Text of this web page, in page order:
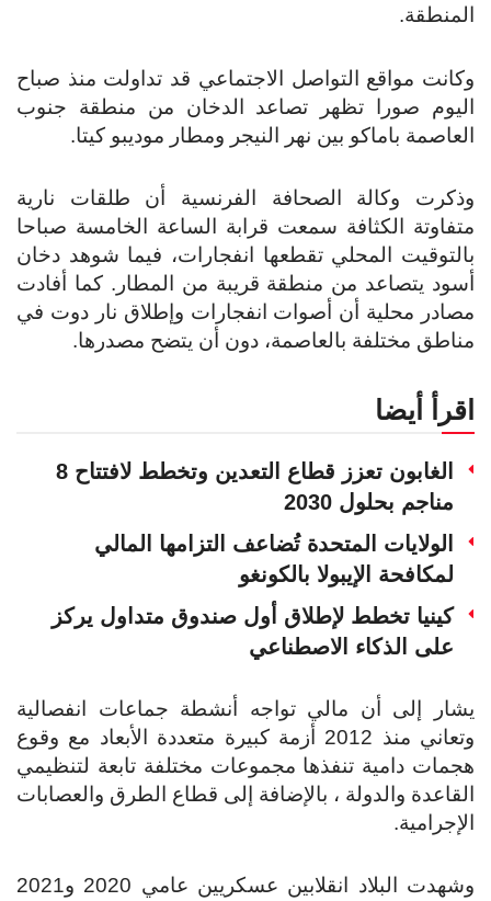
المنطقة.
وكانت مواقع التواصل الاجتماعي قد تداولت منذ صباح
اليوم صورا تظهر تصاعد الدخان من منطقة جنوب
العاصمة باماكو بين نهر النيجر ومطار موديبو كيتا.
وذكرت وكالة الصحافة الفرنسية أن طلقات نارية
متفاوتة الكثافة سمعت قرابة الساعة الخامسة صباحا
بالتوقيت المحلي تقطعها انفجارات، فيما شوهد دخان
أسود يتصاعد من منطقة قريبة من المطار. كما أفادت
مصادر محلية أن أصوات انفجارات وإطلاق نار دوت في
مناطق مختلفة بالعاصمة، دون أن يتضح مصدرها.
اقرأ أيضا
الغابون تعزز قطاع التعدين وتخطط لافتتاح 8
مناجم بحلول 2030
الولايات المتحدة تُضاعف التزامها المالي
لمكافحة الإيبولا بالكونغو
كينيا تخطط لإطلاق أول صندوق متداول يركز
على الذكاء الاصطناعي
يشار إلى أن مالي تواجه أنشطة جماعات انفصالية
وتعاني منذ 2012 أزمة كبيرة متعددة الأبعاد مع وقوع
هجمات دامية تنفذها مجموعات مختلفة تابعة لتنظيمي
القاعدة والدولة ، بالإضافة إلى قطاع الطرق والعصابات
الإجرامية.
وشهدت البلاد انقلابين عسكريين عامي 2020 و2021